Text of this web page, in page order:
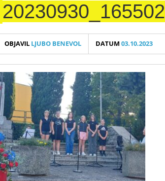
20230930_165502
OBJAVIL LJUBO BENEVOL DATUM03.10.2023